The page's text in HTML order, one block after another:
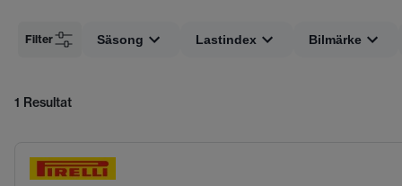
Filter Säsong Lastindex Bilmärke
1 Resultat